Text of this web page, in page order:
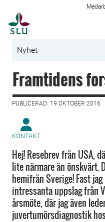
Nyhet
Framtidens
PUBLICERAD: 19 OKTOBER 2016
KONTAKT
Hej! Resebrev från USA,
lite närmare än önskvärt.
hemifrån Sverige! Fast
intressanta uppslag från
årsmöte, där jag även
juvertumörsdiagnostik